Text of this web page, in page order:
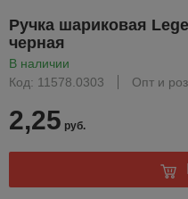
Ручка шариковая
черная
В наличии
Код: 11578.0303
Опт и
2,25 руб.